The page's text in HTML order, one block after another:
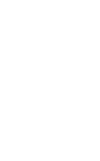
için yeni karar